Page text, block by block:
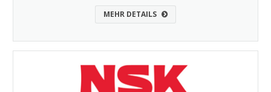
MEHR DETAILS